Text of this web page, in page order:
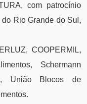
com patrocínio
Rio Grande do Sul,
COOPERMIL,
Schermann
União Blocos de